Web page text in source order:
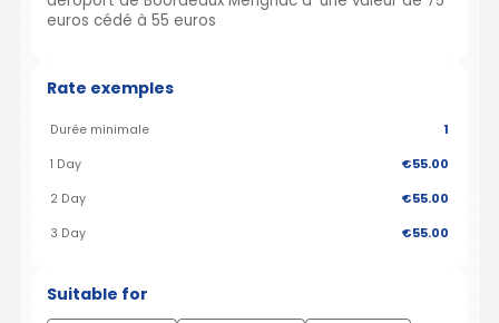
euros cédé à 55 euros
Rate exemples
Durée minimale 1
1 Day €55.00
2 Day €55.00
3 Day €55.00
Suitable for